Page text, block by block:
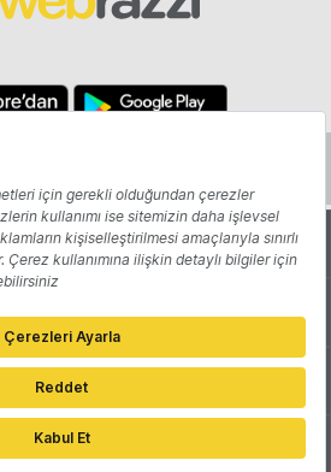
Yazarlar
Reklam